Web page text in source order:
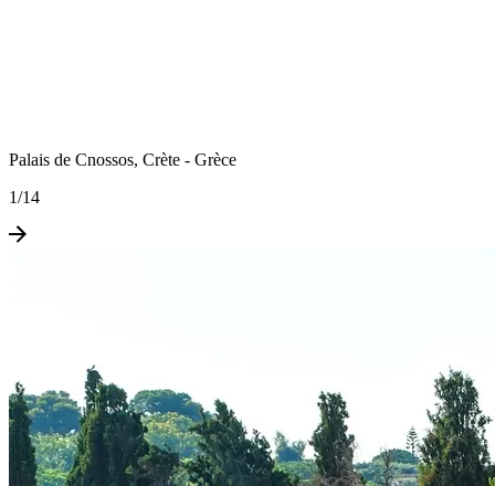
Palais de Cnossos, Crète - Grèce
1/14